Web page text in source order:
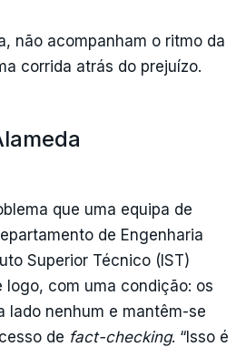
não acompanham o ritmo da
corrida atrás do prejuízo.
que uma equipa de
de Engenharia
Superior Técnico (IST)
logo, com uma condição: os
lado nenhum e mantêm-se
de fact-checking. “Isso é